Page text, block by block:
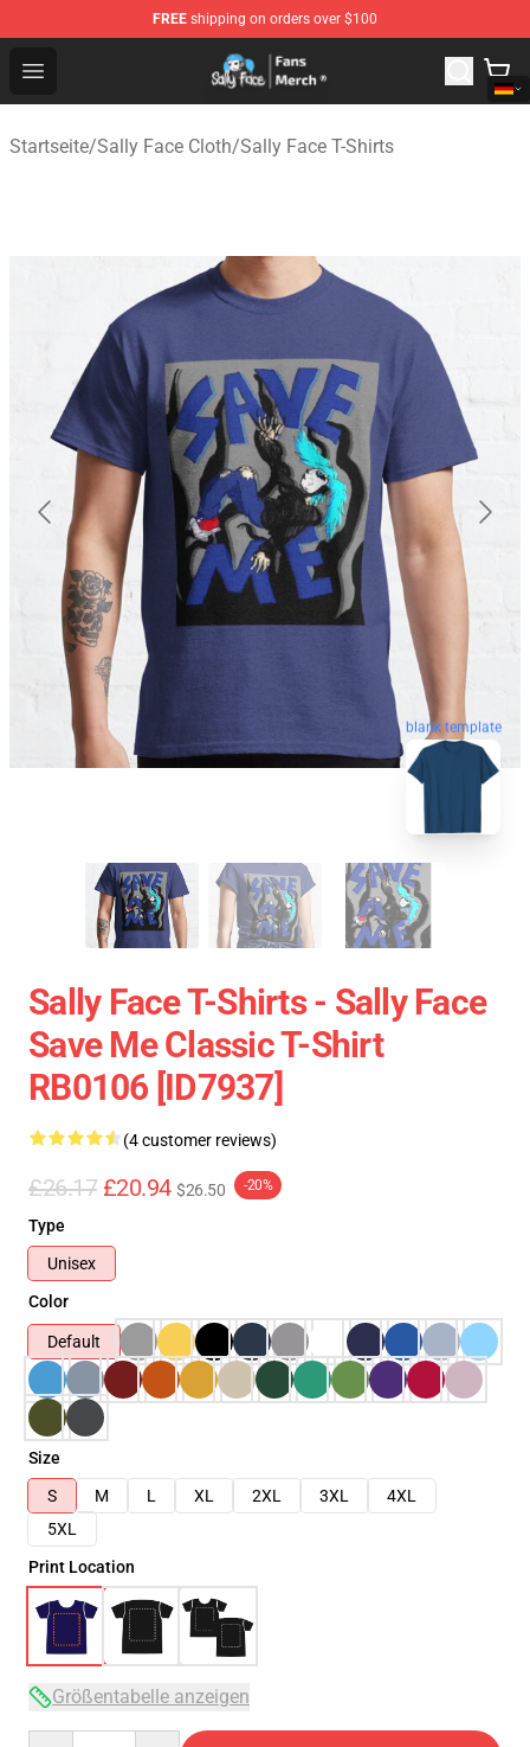
FREE shipping on orders over $100
Open menu
Sally Face Store - Official Sally Face Merchandise Shop
Startseite/Sally Face Cloth/Sally Face T-Shirts
blank template
Sally Face T-Shirts - Sally Face
Save Me Classic T-Shirt
RB0106 [ID7937]
(4 customer reviews)
£26.17 £20.94 $26.50 -20%
Type
Unisex
Color
Default
Size
S
M L XL 2XL 3XL
4XL
5XL
Print Location
Größentabelle anzeigen